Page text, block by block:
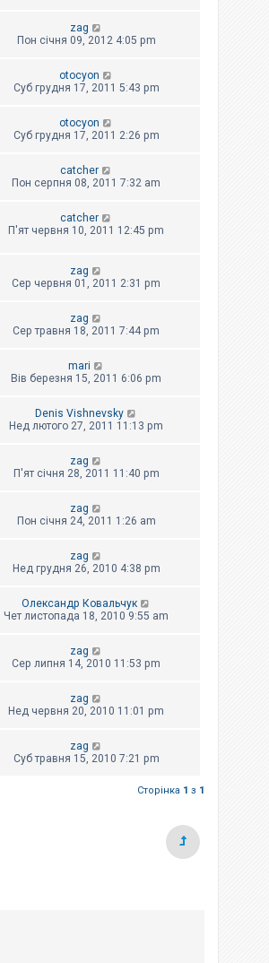
zag
Пон січня 09, 2012 4:05 pm
otocyon
Суб грудня 17, 2011 5:43 pm
otocyon
Суб грудня 17, 2011 2:26 pm
catcher
Пон серпня 08, 2011 7:32 am
catcher
П'ят червня 10, 2011 12:45 pm
zag
Сер червня 01, 2011 2:31 pm
zag
Сер травня 18, 2011 7:44 pm
mari
Вів березня 15, 2011 6:06 pm
Denis Vishnevsky
Нед лютого 27, 2011 11:13 pm
zag
П'ят січня 28, 2011 11:40 pm
zag
Пон січня 24, 2011 1:26 am
zag
Нед грудня 26, 2010 4:38 pm
Олександр Ковальчук
Чет листопада 18, 2010 9:55 am
zag
Сер липня 14, 2010 11:53 pm
zag
Нед червня 20, 2010 11:01 pm
zag
Суб травня 15, 2010 7:21 pm
Сторінка 1 з 1